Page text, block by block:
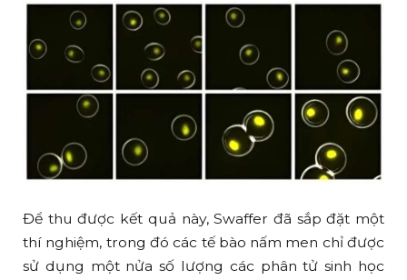
Để thu được kết quả này, Swaffer đã sắp đặt một
thí nghiệm, trong đó các tế bào nấm men chỉ được
sử dụng một nửa số lượng các phân tử sinh học